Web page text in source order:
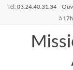
AllerTél: 03.24.40.31.34 –
à